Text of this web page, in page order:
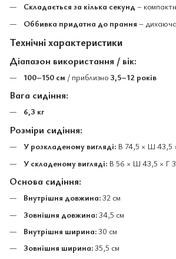
Складається за кілька секунд –
Оббивка придатна до прання – дихаюча
Технічні характеристики
Діапазон використання / вік:
100–150 см / приблизно 3,5–12 років
Вага сидіння:
6,3 кг
Розміри сидіння:
У розкладеному вигляді: В 74,5 × Ш 43,5
У складеному вигляді: В 56 × Ш 43,5 × Г
Основа сидіння:
Внутрішня довжина:32 см
Зовнішня довжина:34,5 см
Внутрішня ширина:30 см
Зовнішня ширина:35,5 см